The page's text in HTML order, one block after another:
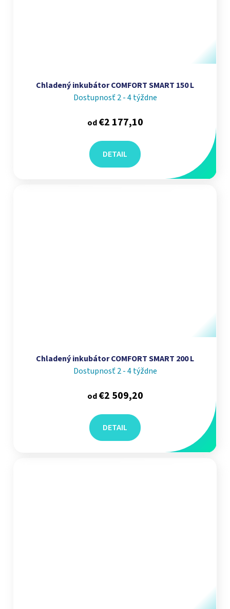
Chladený inkubátor COMFORT SMART 150 L
Dostupnosť 2 - 4 týždne
od€2 177,10
DETAIL
Chladený inkubátor COMFORT SMART 200 L
Dostupnosť 2 - 4 týždne
od€2 509,20
DETAIL